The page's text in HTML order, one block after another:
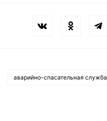
аварийно-спасательная служба